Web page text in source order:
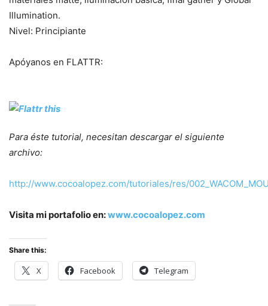
Illumination.
Nivel: Principiante
Apóyanos en FLATTR:
Para éste tutorial, necesitan descargar el siguiente
archivo:
http://www.cocoalopez.com/tutoriales/res/
Visita mi portafolio en:www.cocoalopez.com
Share this:
X Facebook Telegram